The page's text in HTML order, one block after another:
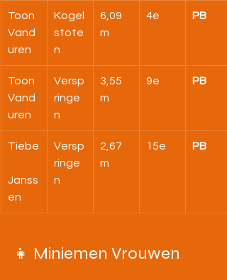
Toon
Vand
uren
Kogel
stote
n
6,09
m
4e PB
Toon
Vand
uren
Versp
ringe
n
3,55
m
9e PB
Tiebe
Janss
en
Versp
ringe
n
2,67
m
15e PB
👧 Miniemen Vrouwen